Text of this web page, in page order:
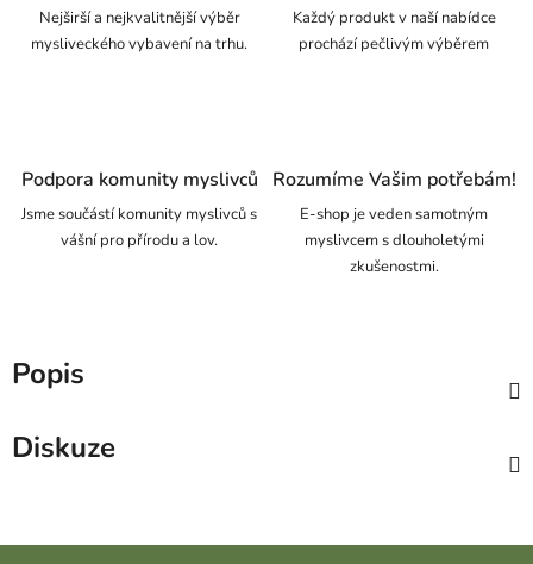
Nejširší a nejkvalitnější výběr
mysliveckého vybavení na trhu.
Každý produkt v naší nabídce
prochází pečlivým výběrem
Podpora komunity myslivců
Jsme součástí komunity myslivců s
vášní pro přírodu a lov.
Rozumíme Vašim potřebám!
E-shop je veden samotným
myslivcem s dlouholetými
zkušenostmi.
Popis
Diskuze